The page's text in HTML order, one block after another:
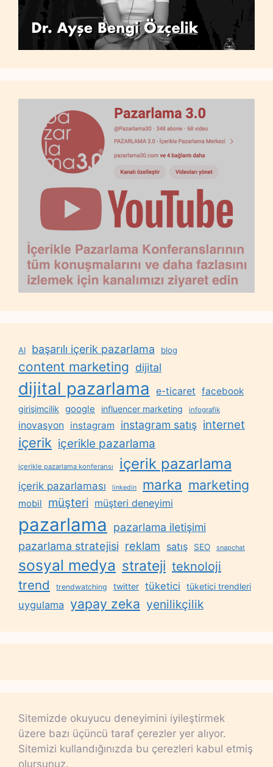
AI başarılı içerik pazarlama blog
content marketing dijital
dijital pazarlama e-ticaret facebook
girişimcilik google influencer marketing infografik
inovasyon instagram instagram satış internet
içerik içerikle pazarlama
içerikle pazarlama konferansı içerik pazarlama
içerik pazarlaması linkedin marka marketing
mobil müşteri müşteri deneyimi
pazarlama
pazarlama iletişimi
pazarlama stratejisi reklam satış SEO snapchat
sosyal medya strateji teknoloji
trend trendwatching twitter tüketici tüketici trendleri
uygulama yapay zeka yenilikçilik
Sitemizde okuyucu deneyimini iyileştirmek
üzere bazı üçüncü taraf çerezler yer alıyor.
Sitemizi kullandığınızda bu çerezleri kabul etmiş
olursunuz.